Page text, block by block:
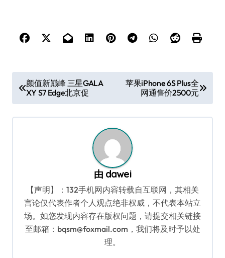
章
导
颜值新巅峰 三星GALA
XY S7 Edge北京促
苹果iPhone 6S Plus全
网通售价2500元
由 dawei
【声明】：132手机网内容转载自互联网，其相关
言论仅代表作者个人观点绝非权威，不代表本站立
场。如您发现内容存在版权问题，请提交相关链接
至邮箱：bqsm@foxmail.com，我们将及时予以处
理。